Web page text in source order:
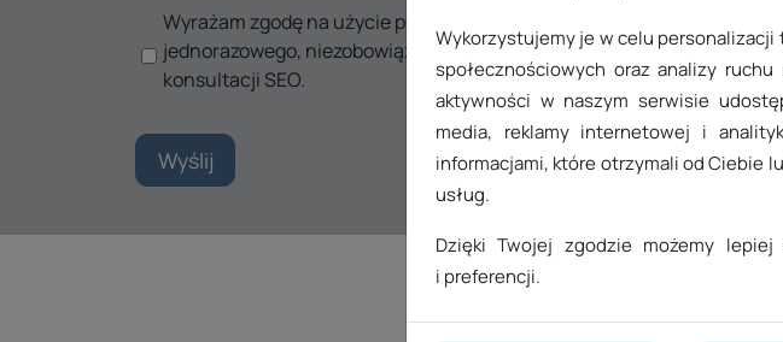
Wyrażam zgodę na użycie podanych danych kontaktowych do
jednorazowego, niezobowiązującego kontaktu w sprawie
konsultacji SEO.
Wyślij
Wykorzystujemy je w celu
społecznościowych oraz analizy
aktywności w naszym serwisie
media, reklamy internetowej i
informacjami, które otrzymali od Ciebie
usług.
Dzięki Twojej zgodzie możemy
i preferencji.